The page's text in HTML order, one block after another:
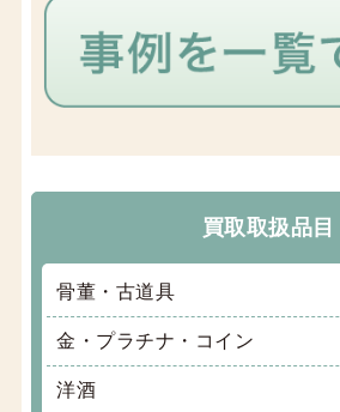
買取取扱品目
骨董・古道具
金・プラチナ・コイン
洋酒